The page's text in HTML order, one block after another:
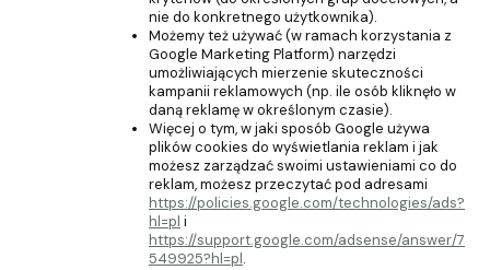
nie do konkretnego użytkownika).
Możemy też używać (w ramach korzystania z
Google Marketing Platform) narzędzi
umożliwiających mierzenie skuteczności
kampanii reklamowych (np. ile osób kliknęło w
daną reklamę w określonym czasie).
Więcej o tym, w jaki sposób Google używa
plików cookies do wyświetlania reklam i jak
możesz zarządzać swoimi ustawieniami co do
reklam, możesz przeczytać pod adresami
https://policies.google.com/technologies/ads?
hl=pl i
https://support.google.com/adsense/answer/7
549925?hl=pl.